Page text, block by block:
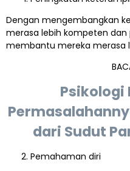
Dengan mengembangkan
merasa lebih kompeten dan
membantu mereka merasa
Psikologi
dari Sudut
Pemahaman diri